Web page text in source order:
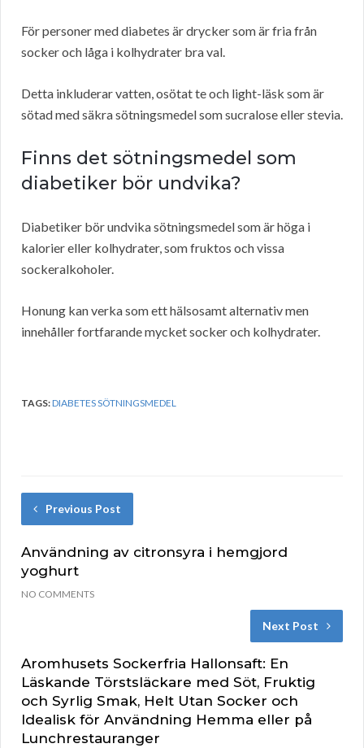
För personer med diabetes är drycker som är fria från
socker och låga i kolhydrater bra val.
Detta inkluderar vatten, osötat te och light-läsk som är
sötad med säkra sötningsmedel som sucralose eller stevia.
Finns det sötningsmedel som
diabetiker bör undvika?
Diabetiker bör undvika sötningsmedel som är höga i
kalorier eller kolhydrater, som fruktos och vissa
sockeralkoholer.
Honung kan verka som ett hälsosamt alternativ men
innehåller fortfarande mycket socker och kolhydrater.
TAGS:DIABETES SÖTNINGSMEDEL
Previous Post
Användning av citronsyra i hemgjord
yoghurt
NO COMMENTS
Next Post
Aromhusets Sockerfria Hallonsaft: En
Läskande Törstsläckare med Söt, Fruktig
och Syrlig Smak, Helt Utan Socker och
Idealisk för Användning Hemma eller på
Lunchrestauranger